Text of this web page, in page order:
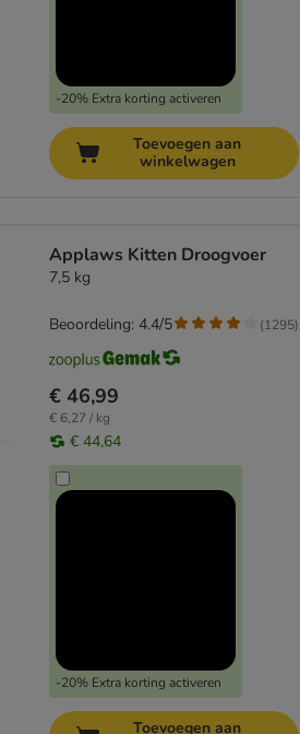
-20% Extra korting activeren
Toevoegen aan
winkelwagen
Applaws Kitten Droogvoer
7,5 kg
€ 46,99
€ 6,27 / kg
€ 44,64
-20% Extra korting activeren
Beoordeling: 4.4/5 (1295)
Toevoegen aan